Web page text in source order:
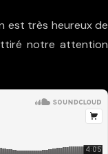
est très heureux de
notre attention